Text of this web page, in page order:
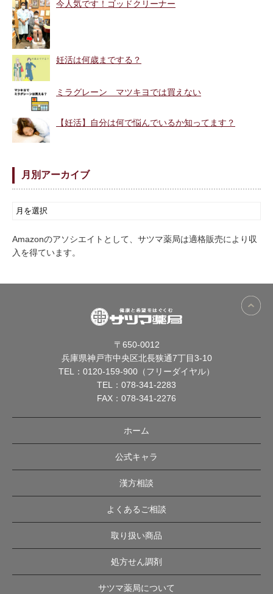
今人気です！ゴッドクリーナー
妊活は何歳までする？
ミラグレーン マツキヨでは買えない
【妊活】自分は何で悩んでいるか知ってます？
月別アーカイブ
Amazonのアソシエイトとして、サツマ薬局は適格販売により収
入を得ています。
〒650-0012
兵庫県神戸市中央区北長狭通7丁目3-10
TEL： 0120-159-900（フリーダイヤル）
TEL： 078-341-2283
FAX：078-341-2276
ホーム
公式キャラ
漢方相談
よくあるご相談
取り扱い商品
処方せん調剤
サツマ薬局について